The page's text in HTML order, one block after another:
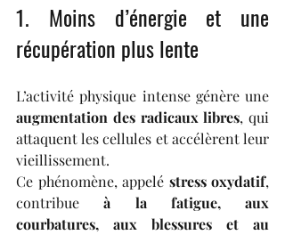
1. Moins d’énergie et une
récupération plus lente
augmentation des radicaux libres, qui
attaquent les cellules et accélèrent leur
vieillissement.
Ce phénomène, appelé stress oxydatif,
contribue à la fatigue, aux
courbatures, aux blessures et au